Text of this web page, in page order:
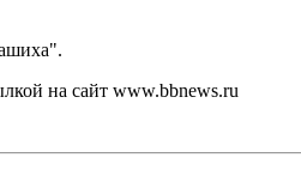
на сайт www.bbnews.ru